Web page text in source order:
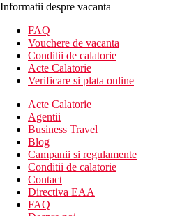
Informatii despre vacanta
FAQ
Vouchere de vacanta
Conditii de calatorie
Acte Calatorie
Verificare si plata online
Acte Calatorie
Agentii
Business Travel
Blog
Campanii si regulamente
Conditii de calatorie
Contact
Directiva EAA
FAQ